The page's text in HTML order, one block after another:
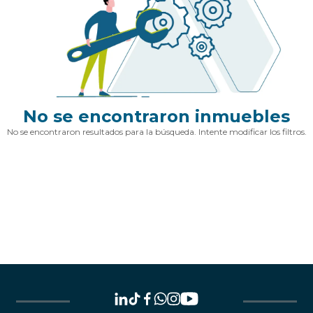
No se encontraron inmuebles
No se encontraron resultados para la búsqueda. Intente modificar los filtros.